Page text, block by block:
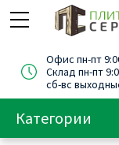
Офис пн-пт
Склад пн-пт
сб-вс
Категории